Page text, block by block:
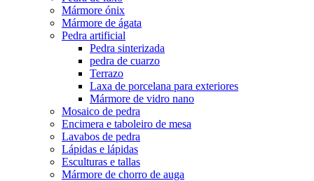
Mármore ónix
Mármore de ágata
Pedra artificial
Pedra sinterizada
pedra de cuarzo
Terrazo
Laxa de porcelana para exteriores
Mármore de vidro nano
Mosaico de pedra
Encimera e taboleiro de mesa
Lavabos de pedra
Lápidas e lápidas
Esculturas e tallas
Mármore de chorro de auga